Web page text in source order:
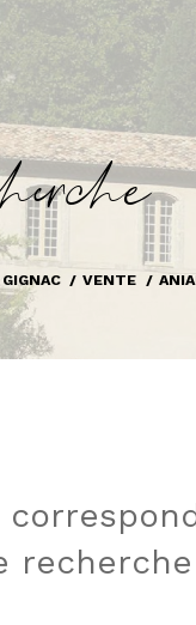
ece
VENTE
recherche